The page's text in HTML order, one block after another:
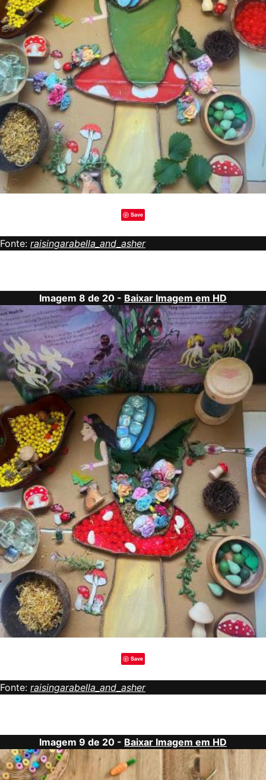
Save
Fonte: raisingarabella_and_asher
Imagem 8 de 20 - Baixar Imagem em HD
Save
Fonte: raisingarabella_and_asher
Imagem 9 de 20 - Baixar Imagem em HD